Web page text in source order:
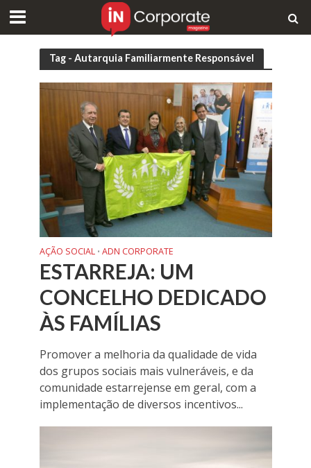
Tag - Autarquia Familiarmente Responsável
AÇÃO SOCIAL • ADN CORPORATE
ESTARREJA: UM
CONCELHO DEDICADO
ÀS FAMÍLIAS
Promover a melhoria da qualidade de vida
dos grupos sociais mais vulneráveis, e da
comunidade estarrejense em geral, com a
implementação de diversos incentivos...